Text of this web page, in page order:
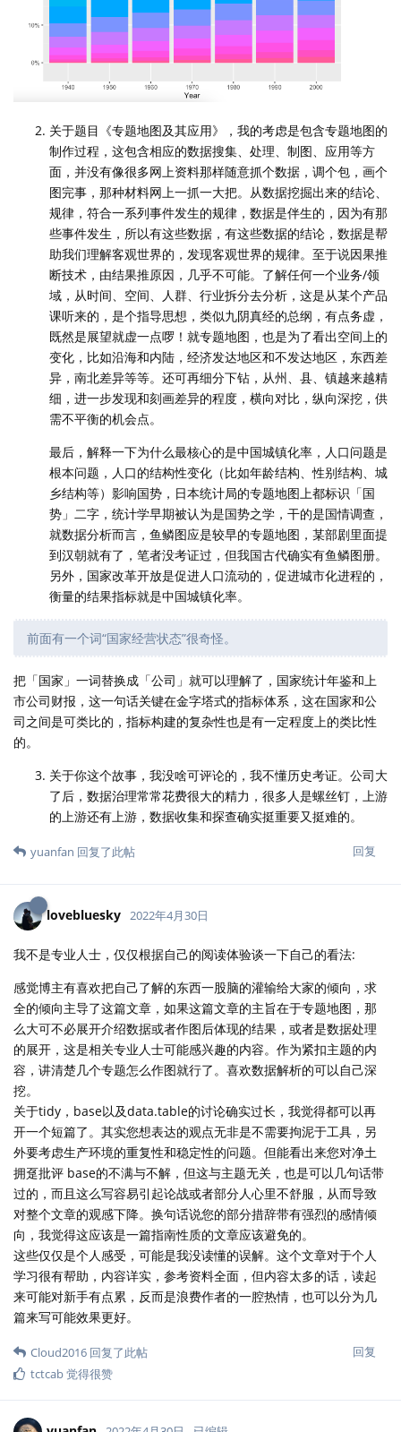
关于题目《专题地图及其应用》，我的考虑是包含专题地图的
制作过程，这包含相应的数据搜集、处理、制图、应用等方
面，并没有像很多网上资料那样随意抓个数据，调个包，画个
图完事，那种材料网上一抓一大把。从数据挖掘出来的结论、
规律，符合一系列事件发生的规律，数据是伴生的，因为有那
些事件发生，所以有这些数据，有这些数据的结论，数据是帮
助我们理解客观世界的，发现客观世界的规律。至于说因果推
断技术，由结果推原因，几乎不可能。了解任何一个业务/领
域，从时间、空间、人群、行业拆分去分析，这是从某个产品
课听来的，是个指导思想，类似九阴真经的总纲，有点务虚，
既然是展望就虚一点啰！就专题地图，也是为了看出空间上的
变化，比如沿海和内陆，经济发达地区和不发达地区，东西差
异，南北差异等等。还可再细分下钻，从州、县、镇越来越精
细，进一步发现和刻画差异的程度，横向对比，纵向深挖，供
需不平衡的机会点。
最后，解释一下为什么最核心的是中国城镇化率，人口问题是
根本问题，人口的结构性变化（比如年龄结构、性别结构、城
乡结构等）影响国势，日本统计局的专题地图上都标识「国
势」二字，统计学早期被认为是国势之学，干的是国情调查，
就数据分析而言，鱼鳞图应是较早的专题地图，某部剧里面提
到汉朝就有了，笔者没考证过，但我国古代确实有鱼鳞图册。
另外，国家改革开放是促进人口流动的，促进城市化进程的，
衡量的结果指标就是中国城镇化率。
前面有一个词“国家经营状态”很奇怪。
把「国家」一词替换成「公司」就可以理解了，国家统计年鉴和上
市公司财报，这一句话关键在金字塔式的指标体系，这在国家和公
司之间是可类比的，指标构建的复杂性也是有一定程度上的类比性
的。
关于你这个故事，我没啥可评论的，我不懂历史考证。公司大
了后，数据治理常常花费很大的精力，很多人是螺丝钉，上游
的上游还有上游，数据收集和探查确实挺重要又挺难的。
回复
yuanfan 回复了此帖
lovebluesky 2022年4月30日
我不是专业人士，仅仅根据自己的阅读体验谈一下自己的看法:
感觉博主有喜欢把自己了解的东西一股脑的灌输给大家的倾向，求
全的倾向主导了这篇文章，如果这篇文章的主旨在于专题地图，那
么大可不必展开介绍数据或者作图后体现的结果，或者是数据处理
的展开，这是相关专业人士可能感兴趣的内容。作为紧扣主题的内
容，讲清楚几个专题怎么作图就行了。喜欢数据解析的可以自己深
挖。
关于tidy，base以及data.table的讨论确实过长，我觉得都可以再
开一个短篇了。其实您想表达的观点无非是不需要拘泥于工具，另
外要考虑生产环境的重复性和稳定性的问题。但能看出来您对净土
拥趸批评 base的不满与不解，但这与主题无关，也是可以几句话带
过的，而且这么写容易引起论战或者部分人心里不舒服，从而导致
对整个文章的观感下降。换句话说您的部分措辞带有强烈的感情倾
向，我觉得这应该是一篇指南性质的文章应该避免的。
这些仅仅是个人感受，可能是我没读懂的误解。这个文章对于个人
学习很有帮助，内容详实，参考资料全面，但内容太多的话，读起
来可能对新手有点累，反而是浪费作者的一腔热情，也可以分为几
篇来写可能效果更好。
回复
Cloud2016 回复了此帖
tctcab觉得很赞